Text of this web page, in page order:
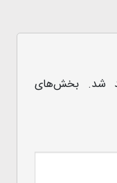
شد. بخش‌های